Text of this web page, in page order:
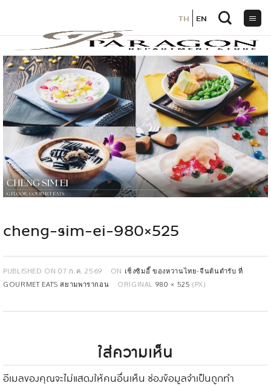
ยัง
เนื้อหา
cheng-sim-ei-980×525
PUBLISHED ON07 ก.ค. 2569 ON เช็งซิมอี๊ ของหวานไทย-จีนต้นตำรับ ที่
GOURMET EATS สยามพารากอน
ORIGINAL 980 × 525 (PX)
ใส่ความเห็น
อีเมลของคุณจะไม่แสดงให้คนอื่นเห็น ช่องข้อมูลจำเป็นถูกทำ
TH EN
TH EN